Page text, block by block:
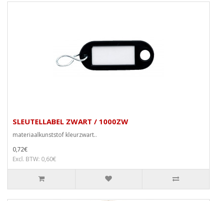
SLEUTELLABEL ZWART / 1000ZW
materiaalkunststof kleurzwart..
0,72€
Excl. BTW: 0,60€